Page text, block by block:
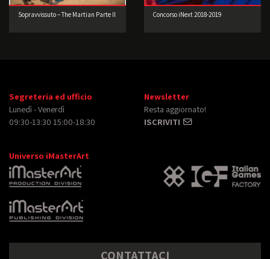
Sopravvissuto – The Martian Parte II Concorso iNext 2018-2019
Segreteria ed ufficio
Lunedì - Venerdì
09:30-13:30 15:00-18:30
Newsletter
Resta aggiornato!
ISCRIVITI
Universo iMasterArt
CONTATTACI